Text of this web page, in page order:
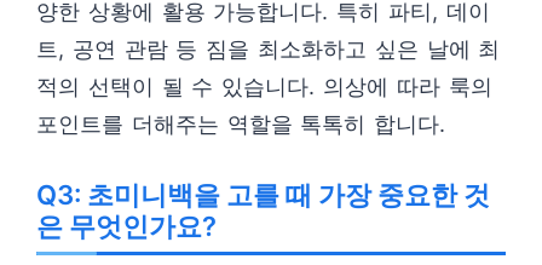
양한 상황에 활용 가능합니다. 특히 파티, 데이
트, 공연 관람 등 짐을 최소화하고 싶은 날에 최
적의 선택이 될 수 있습니다. 의상에 따라 룩의
포인트를 더해주는 역할을 톡톡히 합니다.
Q3: 초미니백을 고를 때 가장 중요한 것
은 무엇인가요?